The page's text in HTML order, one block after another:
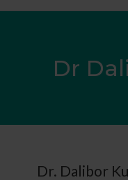
Dr
Dr. Dalibor